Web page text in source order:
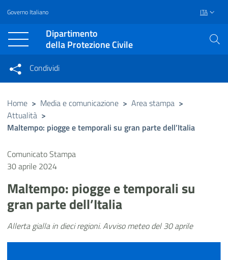
Vai al contenuto principale
Raggiungi il piè di pagina
Governo Italiano ITA
Dipartimento
della Protezione Civile
Condividi su Facebook
Condividi su Twitter
Condividi
Condividi sui social network
Home > Media e comunicazione > Area stampa >
Attualità >
Maltempo: piogge e temporali su gran parte dell’Italia
Comunicato Stampa
30 aprile 2024
Maltempo: piogge e temporali su
gran parte dell’Italia
Allerta gialla in dieci regioni. Avviso meteo del 30 aprile